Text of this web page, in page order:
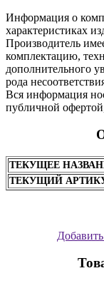
Информация о
характеристиках
Производитель
комплектацию,
дополнительного
рода
Вся информация
публичной
ТЕКУЩЕЕ
ТЕКУЩИЙ